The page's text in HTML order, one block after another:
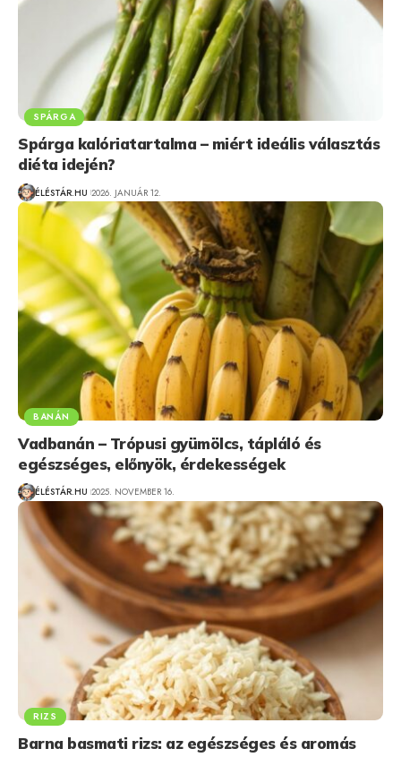
SPÁRGA
Spárga kalóriatartalma – miért ideális választás
diéta idején?
ÉLÉSTÁR.HU 2026. JANUÁR 12.
BANÁN
Vadbanán – Trópusi gyümölcs, tápláló és
egészséges, előnyök, érdekességek
ÉLÉSTÁR.HU 2025. NOVEMBER 16.
RIZS
Barna basmati rizs: az egészséges és aromás